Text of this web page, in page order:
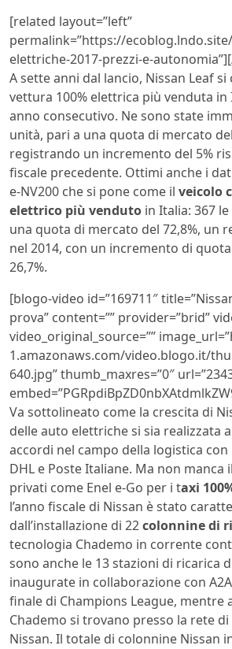
[related layout=”left”
permalink=”https://
elettriche-2017-prezzi-e-
A sette anni dal lancio, Nissan Leaf
vettura 100% elettrica più venduta
anno consecutivo. Ne sono state
unità, pari a una quota di mercato
registrando un incremento del 5%
fiscale precedente. Ottimi anche i
e-NV200 che si pone come il veicolo
elettrico più venduto in Italia: 367
una quota di mercato del 72,8%, un
nel 2014, con un incremento di
26,7%.
[blogo-video id=”169711″
prova” content=”” provider=”brid”
video_original_source=””
1.amazonaws.com/video.blogo.it/
640.jpg” thumb_maxres=”0″
Va sottolineato come la crescita di
delle auto elettriche si sia realizzata
accordi nel campo della logistica con
DHL e Poste Italiane. Ma non
privati come Enel e-Go per i taxi
l’anno fiscale di Nissan è stato
dall’installazione di 22colonnine di
tecnologia Chademo in corrente
sono anche le 13 stazioni di ricarica
inaugurate in collaborazione con
finale di Champions League, mentre
Chademo si trovano presso la rete
Nissan. Il totale di colonnine Nissan